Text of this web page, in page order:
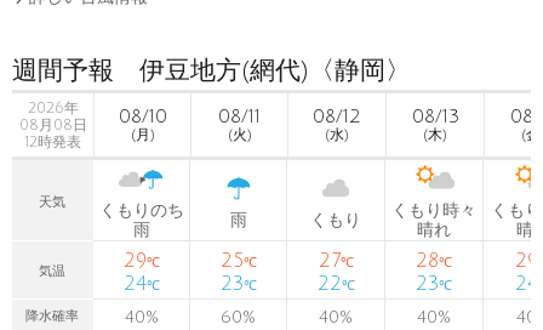
週間予報 伊豆地方(網代)〈静岡〉
2026年
08月08日
12時発表
08/10
(月)
08/11
(火)
08/12
(水)
08/13
(木)
08/
(金
天気
くもりのち
雨
雨 くもり
くもり時々
晴れ
くも
晴
気温 29℃
24℃
25℃
23℃
27℃
22℃
28℃
23℃
29
24
降水確率 40% 60% 40% 40% 40